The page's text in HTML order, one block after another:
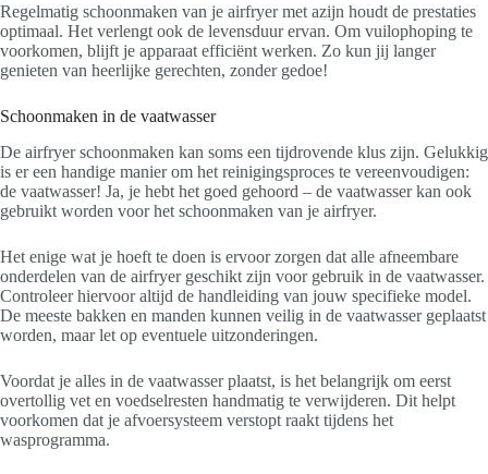
Regelmatig schoonmaken van je airfryer met azijn houdt de prestaties
optimaal. Het verlengt ook de levensduur ervan. Om vuilophoping te
voorkomen, blijft je apparaat efficiënt werken. Zo kun jij langer
genieten van heerlijke gerechten, zonder gedoe!
Schoonmaken in de vaatwasser
De airfryer schoonmaken kan soms een tijdrovende klus zijn. Gelukkig
is er een handige manier om het reinigingsproces te vereenvoudigen:
de vaatwasser! Ja, je hebt het goed gehoord – de vaatwasser kan ook
gebruikt worden voor het schoonmaken van je airfryer.
Het enige wat je hoeft te doen is ervoor zorgen dat alle afneembare
onderdelen van de airfryer geschikt zijn voor gebruik in de vaatwasser.
Controleer hiervoor altijd de handleiding van jouw specifieke model.
De meeste bakken en manden kunnen veilig in de vaatwasser geplaatst
worden, maar let op eventuele uitzonderingen.
Voordat je alles in de vaatwasser plaatst, is het belangrijk om eerst
overtollig vet en voedselresten handmatig te verwijderen. Dit helpt
voorkomen dat je afvoersysteem verstopt raakt tijdens het
wasprogramma.